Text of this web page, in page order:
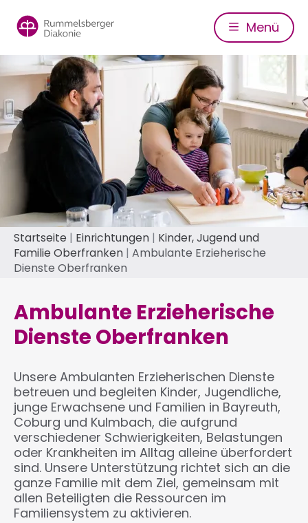
zum
Inhalt
Menü
Pfadnavigation
Startseite Einrichtungen
Kinder, Jugend und
Familie Oberfranken Ambulante Erzieherische
Dienste Oberfranken
Ambulante Erzieherische
Dienste Oberfranken
Unsere Ambulanten Erzieherischen Dienste
betreuen und begleiten Kinder, Jugendliche,
junge Erwachsene und Familien in Bayreuth,
Coburg und Kulmbach, die aufgrund
verschiedener Schwierigkeiten, Belastungen
oder Krankheiten im Alltag alleine überfordert
sind. Unsere Unterstützung richtet sich an die
ganze Familie mit dem Ziel, gemeinsam mit
allen Beteiligten die Ressourcen im
Familiensystem zu aktivieren.